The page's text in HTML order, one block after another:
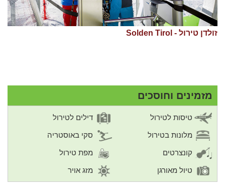
זולדן טירול - Solden Tirol
מזמינים וחוסכים
טיסות לטירול דילים לטירול
מלונות בטירול סקי באוסטריה
קונצרטים מפת טירול
טיול מאורגן מזג אויר